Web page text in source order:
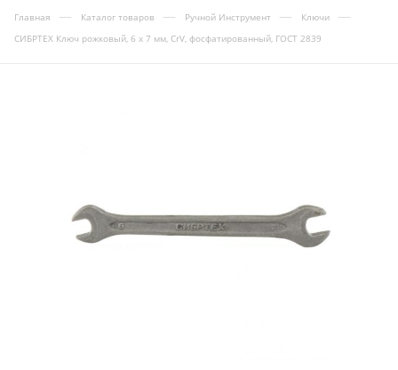
Главная — Каталог товаров — Ручной Инструмент — Ключи —
СИБРТЕХ Ключ рожковый, 6 х 7 мм, CrV, фосфатированный, ГОСТ 2839